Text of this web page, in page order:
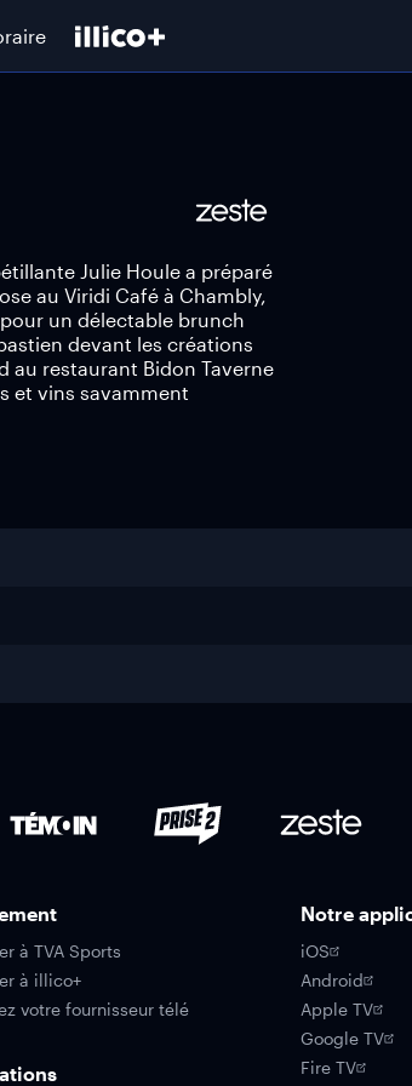
Julie Houle a préparé
au Viridi Café à Chambly,
un délectable brunch
devant les créations
au restaurant Bidon Taverne
et vins savamment
à TVA Sports
à illico+
votre fournisseur télé
Notre
iOS
Android
Apple TV
Google TV
Fire TV